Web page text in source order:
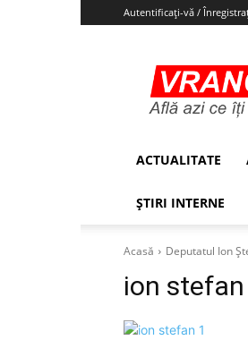
Autentificați-vă /
ACTUALITATE
ȘTIRI INTERNE
Acasă Deputatul Ion
ion stefan